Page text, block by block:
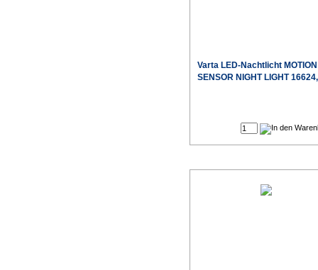
Varta LED-Nachtlicht MOTION
SENSOR NIGHT LIGHT